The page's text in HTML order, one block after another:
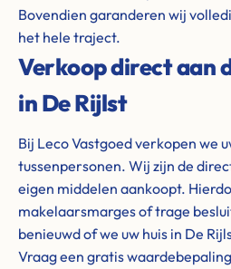
Bovendien garanderen wij
het hele traject.
Verkoop direct aan
in De Rijlst
Bij Leco Vastgoed verkopen we
tussenpersonen. Wij zijn de
eigen middelen aankoopt.
makelaarsmarges of trage
benieuwd of we uw huis in De
Vraag een gratis